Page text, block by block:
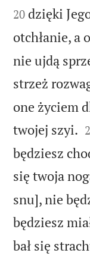
20 dzięki
otchłanie, a
nie ujdą
strzeż
one życiem
twojej szyi. 
będziesz
się twoja
snu], nie
będziesz
bał się